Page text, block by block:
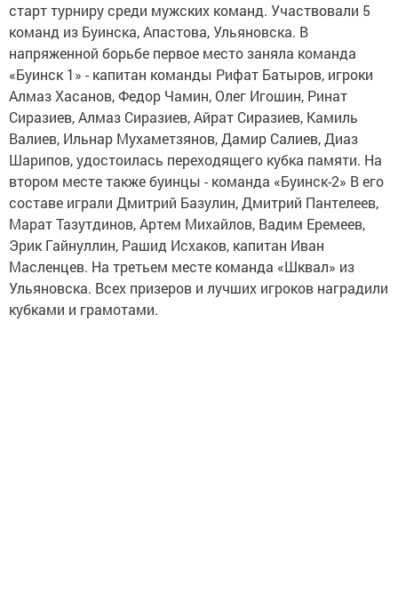
старт турниру среди мужских команд. Участвовали 5
команд из Буинска, Апастова, Ульяновска. В
напряженной борьбе первое место заняла команда
«Буинск 1» - капитан команды Рифат Батыров, игроки
Алмаз Хасанов, Федор Чамин, Олег Игошин, Ринат
Сиразиев, Алмаз Сиразиев, Айрат Сиразиев, Камиль
Валиев, Ильнар Мухаметзянов, Дамир Салиев, Диаз
Шарипов, удостоилась переходящего кубка памяти. На
втором месте также буинцы - команда «Буинск-2» В его
составе играли Дмитрий Базулин, Дмитрий Пантелеев,
Марат Тазутдинов, Артем Михайлов, Вадим Еремеев,
Эрик Гайнуллин, Рашид Исхаков, капитан Иван
Масленцев. На третьем месте команда «Шквал» из
Ульяновска. Всех призеров и лучших игроков наградили
кубками и грамотами.